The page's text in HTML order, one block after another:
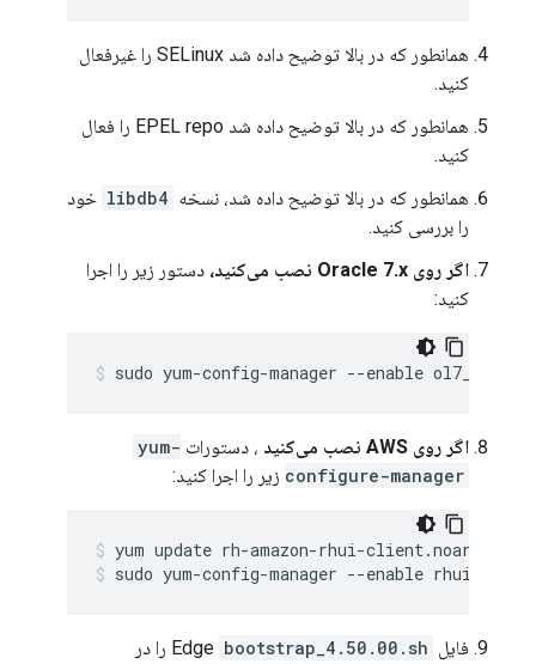
همانطور که در بالا توضیح داده شد SELinux را غیرفعال
کنید.
همانطور که در بالا توضیح داده شد EPEL repo را فعال
کنید.
همانطور که در بالا توضیح داده شد، نسخه libdb4 خود
را بررسی کنید.
اگر روی Oracle 7.x نصب می‌کنید،
دستور زیر را اجرا
کنید:
sudo yum-config-manager --enable
اگر روی AWS نصب می‌کنید ، دستورات yum-
configure-manager زیر را اجرا کنید:
sudo yum-config-manager --enable rhui-
فایل Edge bootstrap_4.50.00.sh
را در